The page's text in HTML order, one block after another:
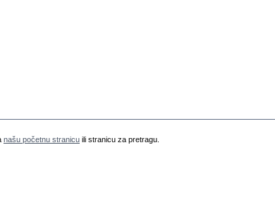
našu početnu stranicu ili stranicu za pretragu.